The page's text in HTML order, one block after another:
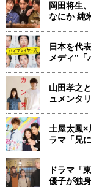
岡田将生
なにか 純
日本を代
メディ”「
山田孝之
ュメンタ
土屋太鳳×
ラマ「兄
ドラマ「
優子が独